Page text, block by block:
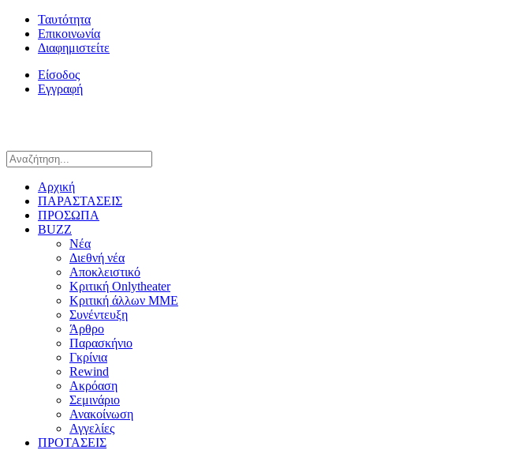
Ταυτότητα
Επικοινωνία
Διαφημιστείτε
Είσοδος
Εγγραφή
Αρχική
ΠΑΡΑΣΤΑΣΕΙΣ
ΠΡΟΣΩΠΑ
BUZZ
Νέα
Διεθνή νέα
Αποκλειστικό
Κριτική Onlytheater
Κριτική άλλων ΜΜΕ
Συνέντευξη
Άρθρο
Παρασκήνιο
Γκρίνια
Rewind
Ακρόαση
Σεμινάριο
Ανακοίνωση
Αγγελίες
ΠΡΟΤΑΣΕΙΣ